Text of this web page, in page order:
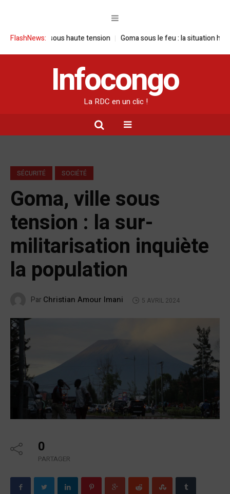
FlashNews:
sous haute tension Goma sous le feu : la situation humanitaire se
Infocongo
La RDC en un clic !
SÉCURITÉ SOCIÉTÉ
Goma, ville sous
tension : la sur-
militarisation inquiète
la population
Par Christian Amour Imani 5 AVRIL 2024
0
PARTAGER